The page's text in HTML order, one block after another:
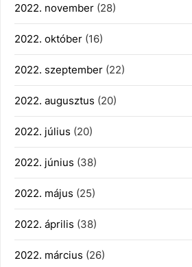
2022. november (28)
2022. október (16)
2022. szeptember (22)
2022. augusztus (20)
2022. július (20)
2022. június (38)
2022. május (25)
2022. április (38)
2022. március (26)